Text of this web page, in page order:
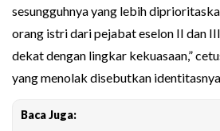
sesungguhnya yang lebih
orang istri dari pejabat eselon II dan
dekat dengan lingkar kekuasaan,”
yang menolak disebutkan
Baca Juga: